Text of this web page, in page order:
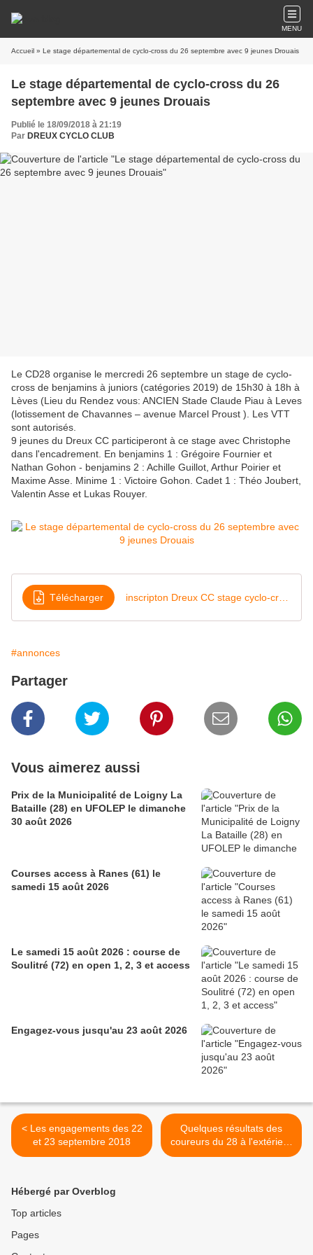
MENU
Accueil » Le stage départemental de cyclo-cross du 26 septembre avec 9 jeunes Drouais
Le stage départemental de cyclo-cross du 26
septembre avec 9 jeunes Drouais
Publié le 18/09/2018 à 21:19
Par DREUX CYCLO CLUB
Le CD28 organise le mercredi 26 septembre un stage de cyclo-
cross de benjamins à juniors (catégories 2019) de 15h30 à 18h à
Lèves (Lieu du Rendez vous: ANCIEN Stade Claude Piau à Leves
(lotissement de Chavannes – avenue Marcel Proust ). Les VTT
sont autorisés.
9 jeunes du Dreux CC participeront à ce stage avec Christophe
dans l'encadrement. En benjamins 1 : Grégoire Fournier et
Nathan Gohon - benjamins 2 : Achille Guillot, Arthur Poirier et
Maxime Asse. Minime 1 : Victoire Gohon. Cadet 1 : Théo Joubert,
Valentin Asse et Lukas Rouyer.
Télécharger
#annonces
Partager
Vous aimerez aussi
Prix de la Municipalité de Loigny La
Bataille (28) en UFOLEP le dimanche
30 août 2026
Courses access à Ranes (61) le
samedi 15 août 2026
Le samedi 15 août 2026 : course de
Soulitré (72) en open 1, 2, 3 et access
Engagez-vous jusqu'au 23 août 2026
< Les engagements des 22
et 23 septembre 2018
Quelques résultats des
coureurs du 28 à l'extérieur
>
Hébergé par Overblog
Top articles
Pages